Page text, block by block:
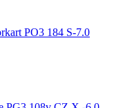
PO3 184 S-7.0